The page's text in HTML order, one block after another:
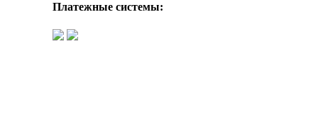
Платежные системы: